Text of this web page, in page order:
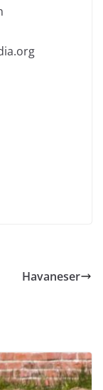
Havaneser